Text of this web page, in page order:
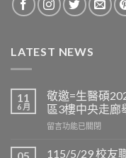
LATEST NEWS
11
6 月
敬邀=生醫碩
區3樓中央走廊
在
邀
留言功能已關閉
05
115/5/29 校友